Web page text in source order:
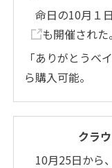
命日の10月１
も開催された。
「ありがとうベ
ら購入可能。
クラ
10月25日から